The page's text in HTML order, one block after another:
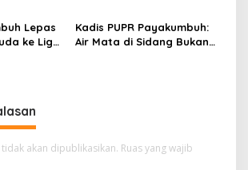
Lepas
ke Liga
Kadis PUPR Payakumbuh:
Air Mata di Sidang Bukan
akan dipublikasikan. Ruas yang wajib